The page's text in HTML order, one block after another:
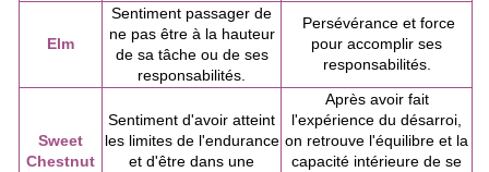
Elm
Sentiment passager de
ne pas être à la hauteur
de sa tâche ou de ses
responsabilités.
Persévérance et force
pour accomplir ses
responsabilités.
Sweet
Chestnut
Sentiment d'avoir atteint
les limites de l'endurance
et d'être dans une
Après avoir fait
l'expérience du désarroi,
on retrouve l'équilibre et la
capacité intérieure de se